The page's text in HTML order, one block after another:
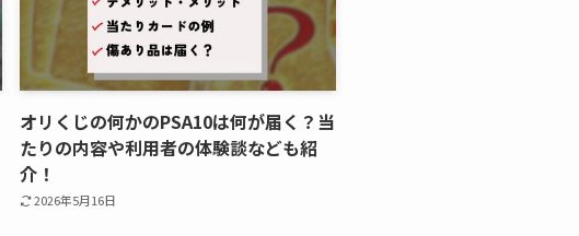
オリくじの何かのPSA10は何が届く？当
たりの内容や利用者の体験談なども紹
介！
2026年5月16日